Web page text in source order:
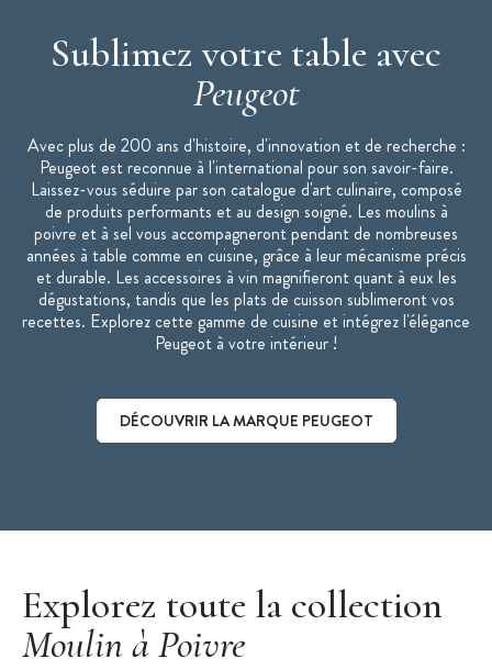
Sublimez votre table avec
Peugeot
Avec plus de 200 ans d'histoire, d'innovation et de recherche :
Peugeot est reconnue à l'international pour son savoir-faire.
Laissez-vous séduire par son catalogue d'art culinaire, composé
de produits performants et au design soigné. Les moulins à
poivre et à sel vous accompagneront pendant de nombreuses
années à table comme en cuisine, grâce à leur mécanisme précis
et durable. Les accessoires à vin magnifieront quant à eux les
dégustations, tandis que les plats de cuisson sublimeront vos
recettes. Explorez cette gamme de cuisine et intégrez l'élégance
Peugeot à votre intérieur !
DÉCOUVRIR LA MARQUE PEUGEOT
Explorez toute la collection
Moulin à Poivre